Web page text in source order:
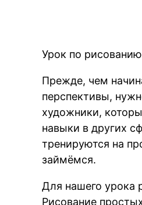
Урок по
Прежде, чем
перспективы,
художники,
навыки в других
тренируются на
займёмся.
Для нашего урока
Рисование